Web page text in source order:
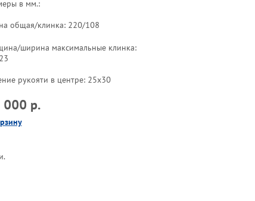
в мм.:
общая/клинка: 220/108
ширина максимальные клинка:
рукояти в центре: 25х30
000 р.